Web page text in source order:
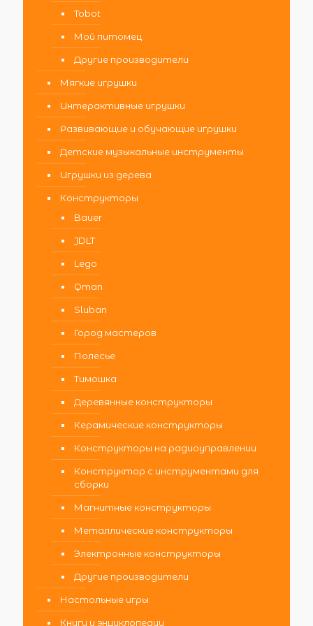
Tobot
Мой питомец
Другие производители
Мягкие игрушки
Интерактивные игрушки
Развивающие и обучающие игрушки
Детские музыкальные инструменты
Игрушки из дерева
Конструкторы
Bauer
JDLT
Lego
Qman
Sluban
Город мастеров
Полесье
Тимошка
Деревянные конструкторы
Керамические конструкторы
Конструкторы на радиоуправлении
Конструктор с инструментами для
сборки
Магнитные конструкторы
Металлические конструкторы
Электронные конструкторы
Другие производители
Настольные игры
Книги и энциклопедии